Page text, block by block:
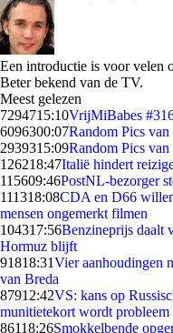
Een introductie is voor velen
Beter bekend van de TV.
Meest gelezen
7294715:10VrijMiBabes
6096300:07Random Pics
2939315:09Random Pics
126218:47Italië hindert
115609:46PostNL-bezorger
111318:08CDA en D66
mensen ongemerkt filmen
104317:56Benzineprijs daalt
Hormuz blijft
91818:31Vier aanhoudingen
van Breda
87912:42VS: kans op
munitietekort wordt probleem
86118:26Smokkelbende